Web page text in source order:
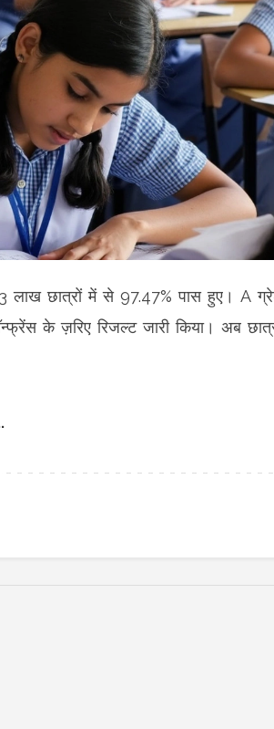
लाख छात्रों में से 97.47% पास हुए। A
के ज़रिए रिजल्ट जारी किया। अब